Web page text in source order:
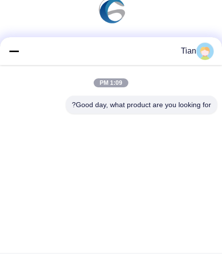
Tian
1:09 PM
Good day, what product are you looking for?